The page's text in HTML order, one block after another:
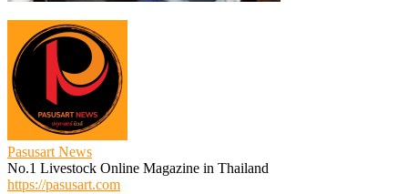
Pasusart News
No.1 Livestock Online Magazine in Thailand
https://pasusart.com